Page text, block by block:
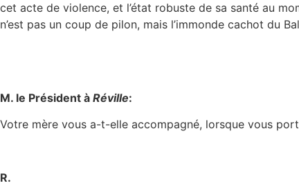
cet acte de violence, et l’état robuste de sa santé au
n’est pas un coup de pilon, mais l’immonde cachot du
M. le Président à Réville:
Votre mère vous a-t-elle accompagné, lorsque vous
R.